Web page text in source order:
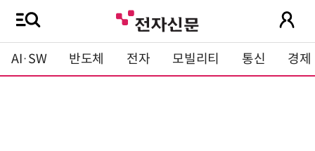
AI·SW 반도체 전자 모빌리티 통신 경제